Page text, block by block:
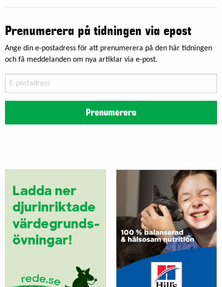
Prenumerera på tidningen via epost
Ange din e-postadress för att prenumerera på den här tidningen
och få meddelanden om nya artiklar via e-post.
postadress
Prenumerera